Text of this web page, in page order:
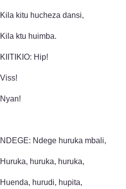
Kila kitu hucheza dansi,
Kila ktu huimba.
KIITIKIO: Hip!
Viss!
Nyan!
NDEGE: Ndege huruka mbali,
Huruka, huruka, huruka,
Huenda, hurudi, hupita,